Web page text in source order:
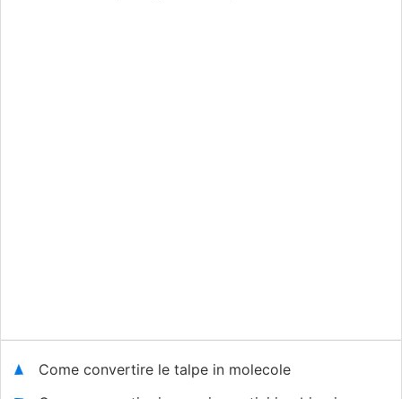
Come convertire le talpe in molecole